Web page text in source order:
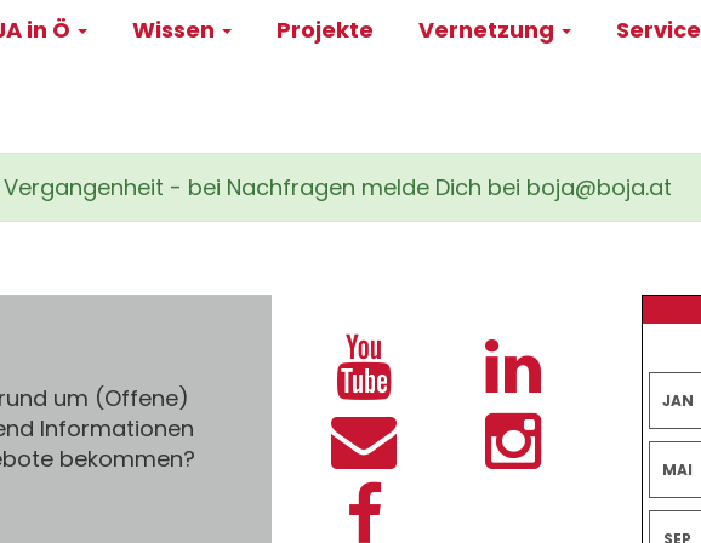
in Ö Wissen Projekte Vernetzung Service
- bei Nachfragen melde Dich bei boja@boja.at
um (Offene)
Informationen
bekommen?
JAN
MAI
SEP